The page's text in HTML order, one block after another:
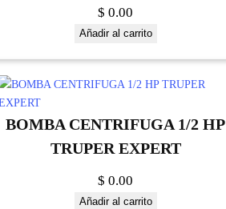
$ 0.00
Añadir al carrito
BOMBA CENTRIFUGA 1/2 HP
TRUPER EXPERT
$ 0.00
Añadir al carrito